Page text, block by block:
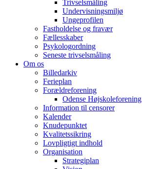
Trivselsmåling
Undervisningsmiljø
Ungeprofilen
Fastholdelse og fravær
Fællesskaber
Psykologordning
Seneste trivselsmåling
Om os
Billedarkiv
Ferieplan
Forældreforening
Odense Højskoleforening
Information til censorer
Kalender
Knudepunktet
Kvalitetssikring
Lovpligtigt indhold
Organisation
Strategiplan